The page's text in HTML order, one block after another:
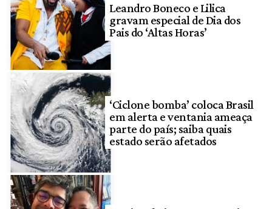
Leandro Boneco e Lilica
gravam especial de Dia dos
Pais do ‘Altas Horas’
‘Ciclone bomba’ coloca Brasil
em alerta e ventania ameaça
parte do país; saiba quais
estado serão afetados